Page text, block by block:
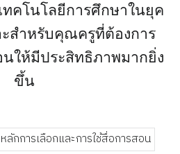
คโนโลยีการศึกษาในยุค
ะสำหรับคุณครูที่ต้องการ
นให้มีประสิทธิภาพมากยิ่ง
ขึ้น